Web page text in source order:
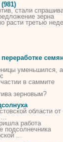
стали
зерна
расти третью
уменьшился, а
в саммите
зерновым?
области от
работа
подсолнечника
...